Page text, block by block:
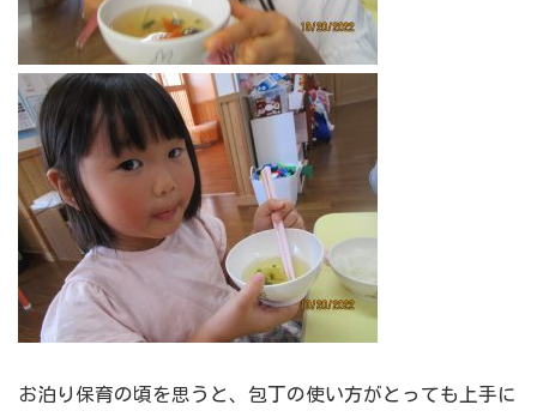
お泊り保育の頃を思うと、包丁の使い方がとっても上手に